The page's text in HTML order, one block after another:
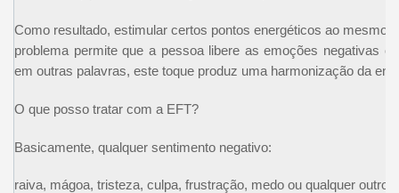
Como resultado, estimular certos pontos energéticos ao mesmo
problema permite que a pessoa libere as emoções negativas
em outras palavras, este toque produz uma harmonização da
O que posso tratar com a EFT?
Basicamente, qualquer sentimento negativo:
raiva, mágoa, tristeza, culpa, frustração, medo ou qualquer outro